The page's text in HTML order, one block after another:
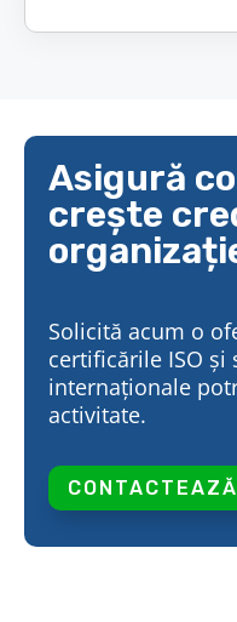
Asigură
crește
Solicită acum o
certificările ISO și
internaționale
activitate.